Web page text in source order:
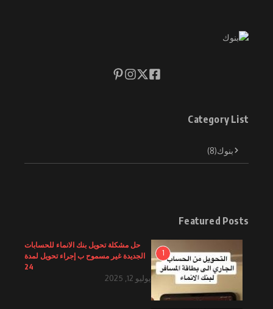
Category List
بنوك(8)
Featured Posts
1
حل مشكلة تحويل بنك الانماء للحسابات
الجديدة غير مسموح ب إجراء تحويل لمدة
24
يوليو 12, 2025